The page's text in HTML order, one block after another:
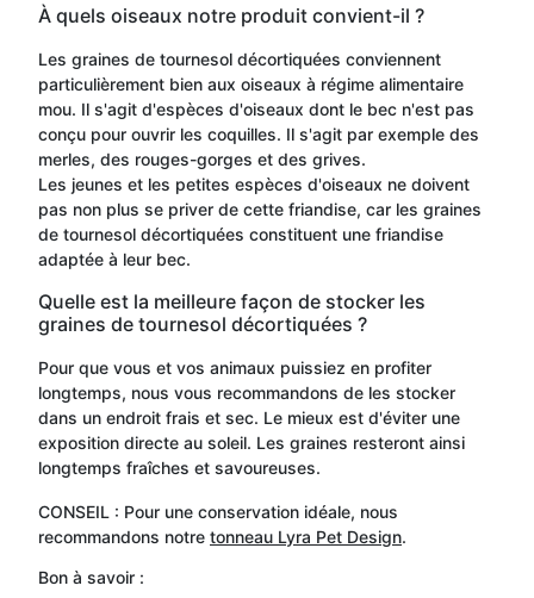
À quels oiseaux notre produit convient-il ?
Les graines de tournesol décortiquées conviennent
particulièrement bien aux oiseaux à régime alimentaire
mou. Il s'agit d'espèces d'oiseaux dont le bec n'est pas
conçu pour ouvrir les coquilles. Il s'agit par exemple des
merles, des rouges-gorges et des grives.
Les jeunes et les petites espèces d'oiseaux ne doivent
pas non plus se priver de cette friandise, car les graines
de tournesol décortiquées constituent une friandise
adaptée à leur bec.
Quelle est la meilleure façon de stocker les
graines de tournesol décortiquées ?
Pour que vous et vos animaux puissiez en profiter
longtemps, nous vous recommandons de les stocker
dans un endroit frais et sec. Le mieux est d'éviter une
exposition directe au soleil. Les graines resteront ainsi
longtemps fraîches et savoureuses.
CONSEIL : Pour une conservation idéale, nous
recommandons notre tonneau Lyra Pet Design.
Bon à savoir :